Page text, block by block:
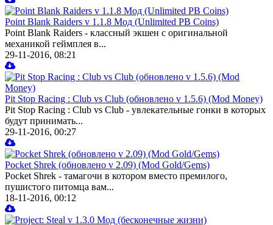
Point Blank Raiders v 1.1.8 Мод (Unlimited PB Coins)
Point Blank Raiders - классный экшен с оригинальной
механикой геймплея в...
29-11-2016, 08:21
Pit Stop Racing : Club vs Club (обновлено v 1.5.6) (Mod Money)
Pit Stop Racing : Club vs Club - увлекательные гонки в которых
будут принимать...
29-11-2016, 00:27
Pocket Shrek (обновлено v 2.09) (Mod Gold/Gems)
Pocket Shrek - тамагочи в котором вместо премилого,
пушистого питомца вам...
18-11-2016, 00:12